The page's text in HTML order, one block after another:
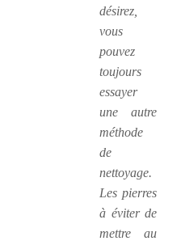
désirez,
vous
pouvez
toujours
essayer
une autre
méthode
de
nettoyage.
Les pierres
à éviter de
mettre au